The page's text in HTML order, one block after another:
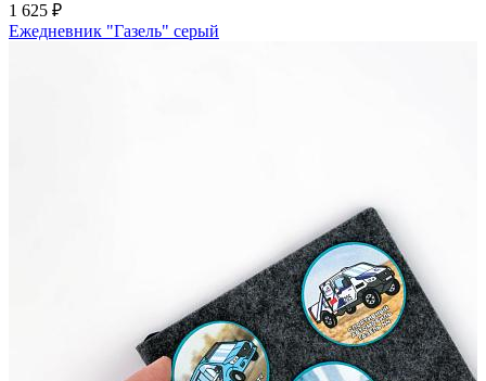
1 625 ₽
Ежедневник "Газель" серый